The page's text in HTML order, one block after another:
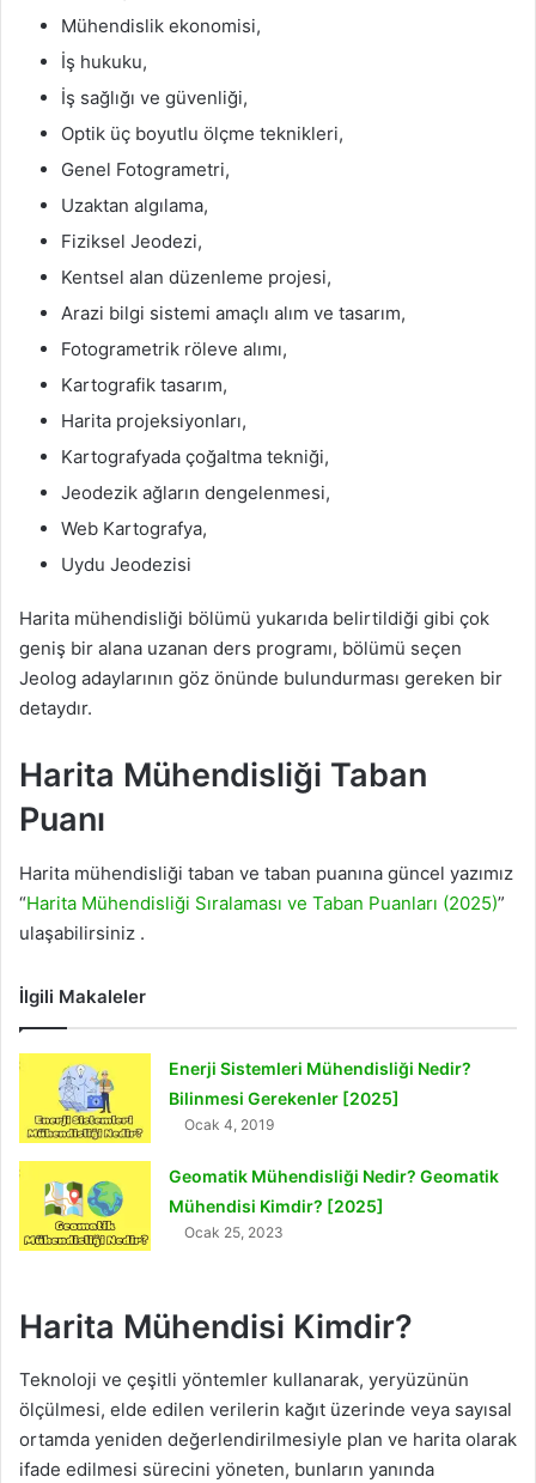
Mühendislik ekonomisi,
İş hukuku,
İş sağlığı ve güvenliği,
Optik üç boyutlu ölçme teknikleri,
Genel Fotogrametri,
Uzaktan algılama,
Fiziksel Jeodezi,
Kentsel alan düzenleme projesi,
Arazi bilgi sistemi amaçlı alım ve tasarım,
Fotogrametrik röleve alımı,
Kartografik tasarım,
Harita projeksiyonları,
Kartografyada çoğaltma tekniği,
Jeodezik ağların dengelenmesi,
Web Kartografya,
Uydu Jeodezisi
Harita mühendisliği bölümü yukarıda belirtildiği gibi çok
geniş bir alana uzanan ders programı, bölümü seçen
Jeolog adaylarının göz önünde bulundurması gereken bir
detaydır.
Harita Mühendisliği Taban
Puanı
Harita mühendisliği taban ve taban puanına güncel yazımız
“Harita Mühendisliği Sıralaması ve Taban Puanları (2025)”
ulaşabilirsiniz .
İlgili Makaleler
Enerji Sistemleri Mühendisliği Nedir?
Bilinmesi Gerekenler [2025]
Ocak 4, 2019
Geomatik Mühendisliği Nedir? Geomatik
Mühendisi Kimdir? [2025]
Ocak 25, 2023
Harita Mühendisi Kimdir?
Teknoloji ve çeşitli yöntemler kullanarak, yeryüzünün
ölçülmesi, elde edilen verilerin kağıt üzerinde veya sayısal
ortamda yeniden değerlendirilmesiyle plan ve harita olarak
ifade edilmesi sürecini yöneten, bunların yanında